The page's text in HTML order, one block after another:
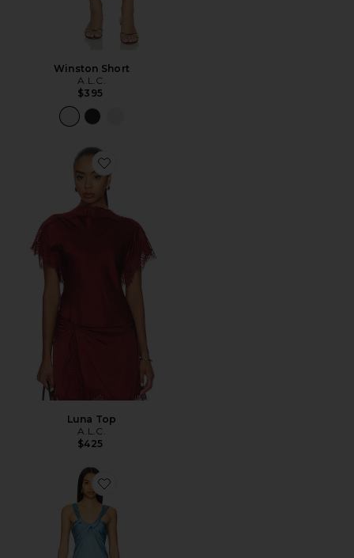
Winston Short
A.L.C.
$395
Favorite Luna Top
Luna Top
A.L.C.
$425
Favorite Ivy Dress